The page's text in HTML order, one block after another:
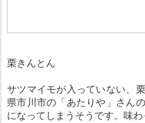
栗きんとん
サツマイモが入っていない、
県市川市の「あたりや」さん
になってしまうそうです。味わ